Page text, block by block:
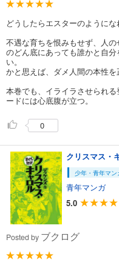
どうしたらエスターのように
不遇な育ちを恨みもせず、人
のどん底にあっても誰かと自
い。
かと思えば、ダメ人間の本性を
本巻でも、イライラさせられ
ードには心底腹が立つ。
0
クリスマス・
少年・青年マン
青年マンガ
5.0
Posted by ブクログ